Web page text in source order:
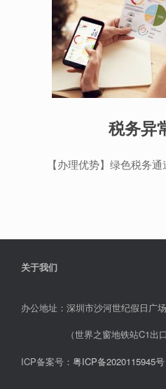
税务异
【办理优势】绿色税务
关于我们
办公地址：深圳市沙河世纪假日广
（世界之窗地铁站C1出口
ICP备案号： 粤ICP备2020115945号